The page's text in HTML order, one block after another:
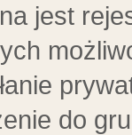
jest
do